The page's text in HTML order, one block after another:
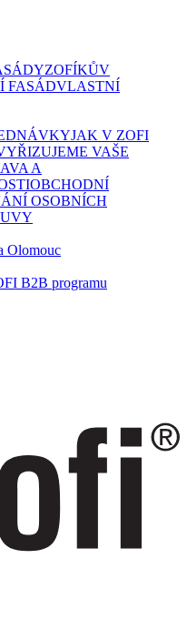
ZOFÍKŮV
FASÁDVLASTNÍ
JAK V ZOFI
VAŠE
A
OBCHODNÍ
OSOBNÍCH
Olomouc
B2B programu